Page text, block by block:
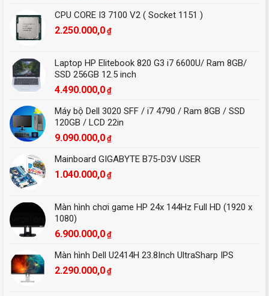
CPU CORE I3 7100 V2 ( Socket 1151 )
2.250.000,0 ₫
Laptop HP Elitebook 820 G3 i7 6600U/ Ram 8GB/
SSD 256GB 12.5 inch
4.490.000,0 ₫
Máy bộ Dell 3020 SFF / i7 4790 / Ram 8GB / SSD
120GB / LCD 22in
9.090.000,0 ₫
Mainboard GIGABYTE B75-D3V USER
1.040.000,0 ₫
Màn hình chơi game HP 24x 144Hz Full HD (1920 x
1080)
6.900.000,0 ₫
Màn hình Dell U2414H 23.8Inch UltraSharp IPS
2.290.000,0 ₫